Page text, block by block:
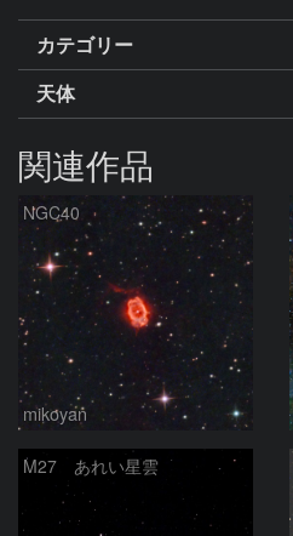
カテゴリー
天体
関連作品
NGC40
mikoyan
M27 あれい星雲